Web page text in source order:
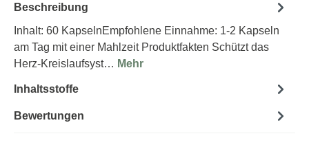
Beschreibung
Inhalt: 60 KapselnEmpfohlene Einnahme: 1-2 Kapseln
am Tag mit einer Mahlzeit Produktfakten Schützt das
Herz-Kreislaufsyst… Mehr
Inhaltsstoffe
Bewertungen